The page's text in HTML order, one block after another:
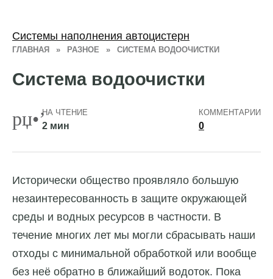
ГЛАВНАЯ » РАЗНОЕ » СИСТЕМА ВОДООЧИСТКИ
Система водоочистки
НА ЧТЕНИЕ
2 мин
КОММЕНТАРИИ
0
Исторически общество проявляло большую
незаинтересованность в защите окружающей
среды и водных ресурсов в частности. В
течение многих лет мы могли сбрасывать наши
отходы с минимальной обработкой или вообще
без неё обратно в ближайший водоток. Пока
Системы наполнения автоцистерн